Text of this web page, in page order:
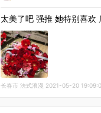
太美了吧 强推 她特别喜欢
长春市 法式浪漫 2021-05-20